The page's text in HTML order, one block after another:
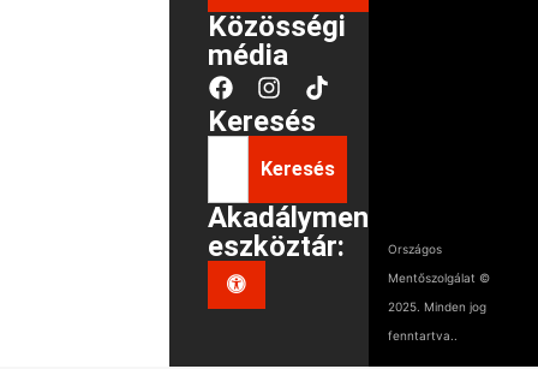
Közösségi
média
Keresés
Keresés
Akadálymentes
eszköztár:
Országos
Mentőszolgálat ©
2025. Minden jog
fenntartva..